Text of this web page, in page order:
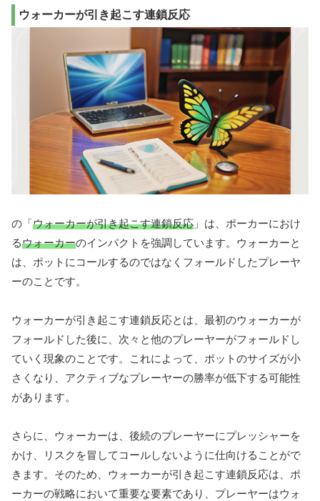
ウォーカーが引き起こす連鎖反応
の「ウォーカーが引き起こす連鎖反応 」は、ポーカーにおけ
るウォーカーのインパクトを強調しています。ウォーカーと
は、ポットにコールするのではなくフォールドしたプレーヤ
ーのことです。
ウォーカーが引き起こす連鎖反応とは、最初のウォーカーが
フォールドした後に、次々と他のプレーヤーがフォールドし
ていく現象のことです。これによって、ポットのサイズが小
さくなり、アクティブなプレーヤーの勝率が低下する可能性
があります。
さらに、ウォーカーは、後続のプレーヤーにプレッシャーを
かけ、リスクを冒してコールしないように仕向けることがで
きます。そのため、ウォーカーが引き起こす連鎖反応は、ポ
ーカーの戦略において重要な要素であり、プレーヤーはウォ